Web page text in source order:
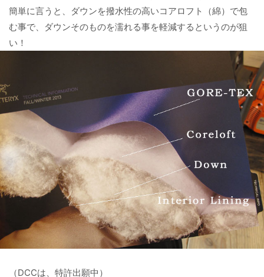
簡単に言うと、ダウンを撥水性の高いコアロフト（綿）で包
む事で、ダウンそのものを濡れる事を軽減するというのが狙
い！
（DCCは、特許出願中）